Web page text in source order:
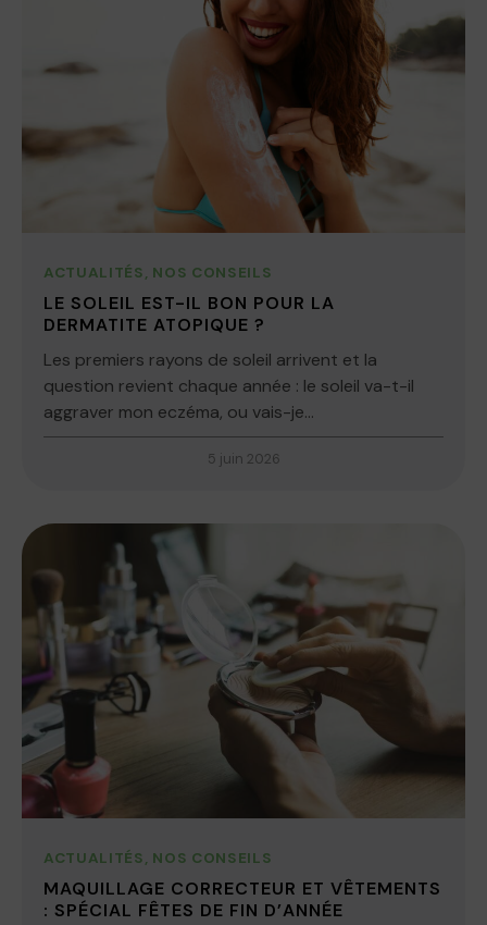
ACTUALITÉS, NOS CONSEILS
LE SOLEIL EST-IL BON POUR LA
DERMATITE ATOPIQUE ?
Les premiers rayons de soleil arrivent et la
question revient chaque année : le soleil va-t-il
aggraver mon eczéma, ou vais-je...
5 juin 2026
ACTUALITÉS, NOS CONSEILS
MAQUILLAGE CORRECTEUR ET VÊTEMENTS
: SPÉCIAL FÊTES DE FIN D’ANNÉE